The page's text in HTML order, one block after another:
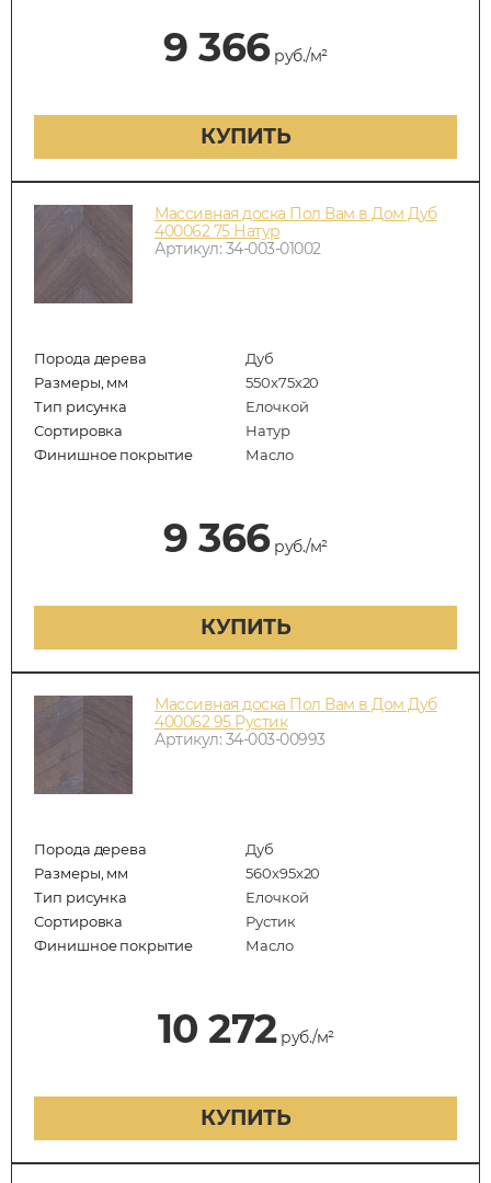
9 366руб./м²
КУПИТЬ
Массивная доска Пол Вам в Дом Дуб
400062 75 Натур
Артикул: 34-003-01002
Порода дерева
Дуб
Размеры, мм
550x75x20
Тип рисунка
Елочкой
Сортировка
Натур
Финишное покрытие
Масло
9 366руб./м²
КУПИТЬ
Массивная доска Пол Вам в Дом Дуб
400062 95 Рустик
Артикул: 34-003-00993
Порода дерева
Дуб
Размеры, мм
560x95x20
Тип рисунка
Елочкой
Сортировка
Рустик
Финишное покрытие
Масло
10 272руб./м²
КУПИТЬ